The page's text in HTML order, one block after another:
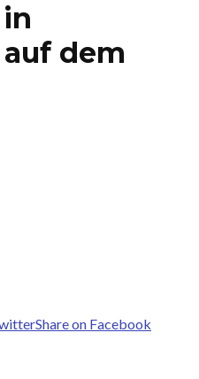
dem
Share on Facebook